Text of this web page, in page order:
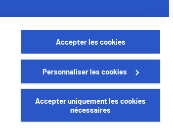
Accepter les cookies
Personnaliser les cookies
Accepter uniquement les cookies
nécessaires